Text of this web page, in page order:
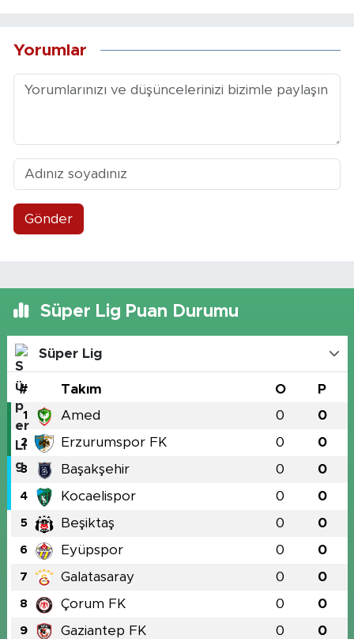
Yorumlar
Gönder
Süper Lig Puan Durumu
Süper Lig
# Takım O P
1 Amed 0 0
2 Erzurumspor FK 0 0
3 Başakşehir 0 0
4 Kocaelispor 0 0
5 Beşiktaş 0 0
6 Eyüpspor 0 0
7 Galatasaray 0 0
8 Çorum FK 0 0
9 Gaziantep FK 0 0